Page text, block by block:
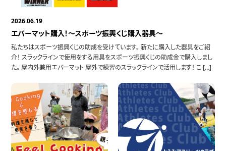
2026.06.19
エバーマット購入！～スポーツ振興くじ購入器具～
私たちはスポーツ振興くじの助成を受けています。 新たに購入した器具をご紹
介！ スラックラインで使用をする用具をスポーツ振興くじの助成金で購入しまし
た。 屋内外兼用エバーマット 屋外で練習のスラックラインで活用します！ こ […]